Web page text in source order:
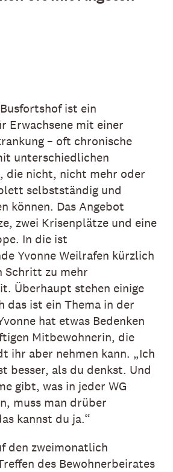
ist ein
Erwachsene mit einer
– oft chronische
unterschiedlichen
die nicht, nicht mehr oder
selbstständig und
können. Das Angebot
zwei Krisenplätze und eine
In die ist
Yvonne Weilrafen kürzlich
Schritt zu mehr
Überhaupt stehen einige
das ist ein Thema in der
hat etwas Bedenken
Mitbewohnerin, die
ihr aber nehmen kann. „Ich
besser, als du denkst. Und
gibt, was in jeder WG
muss man drüber
kannst du ja.“
den zweimonatlich
des Bewohnerbeirates